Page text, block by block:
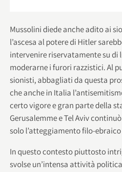
Mussolini diede anche adito ai
l’ascesa al potere di Hitler
intervenire riservatamente su di
moderarne i furori razzistici. Al
sionisti, abbagliati da questa
che anche in Italia
certo vigore e gran parte della
Gerusalemme e Tel Aviv
solo l’atteggiamento filo-
In questo contesto piuttosto
svolse un’intensa attività